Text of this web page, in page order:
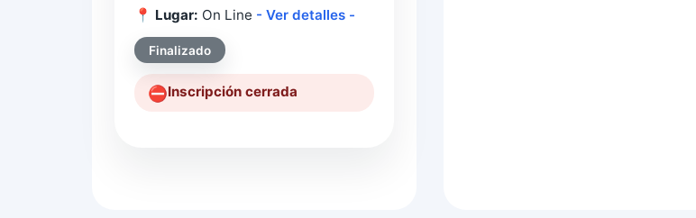
📍 Lugar: On Line - Ver detalles -
Finalizado
⛔️Inscripción cerrada